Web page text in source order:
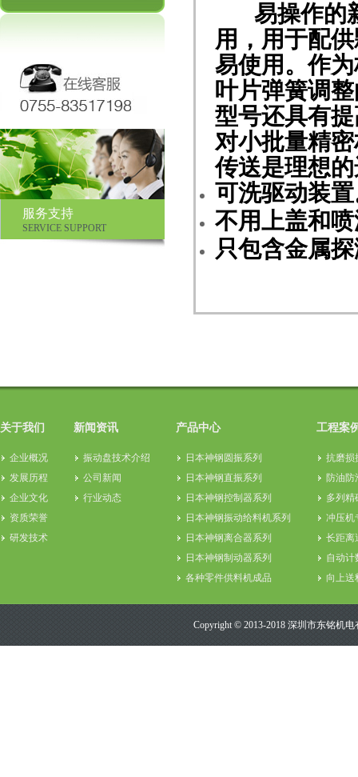
服务支持
SERVICE SUPPORT
易操作的
用，用于配
易使用。作
叶片弹簧调
型号还具有
对小批量精
传送是理想
可洗驱动装
不用上盖和
只包含金属
关于我们
企业概况
发展历程
企业文化
资质荣誉
研发技术
新闻资讯
振动盘技术介绍
公司新闻
行业动态
产品中心
日本神钢圆振系列
日本神钢直振系列
日本神钢控制器系列
日本神钢振动给料机系列
日本神钢离合器系列
日本神钢制动器系列
各种零件供料机成品
工程案
抗磨损
防油防
多列精
冲压机
长距离
自动计
向上送
Copyright © 2013-2018 深圳市东铭机